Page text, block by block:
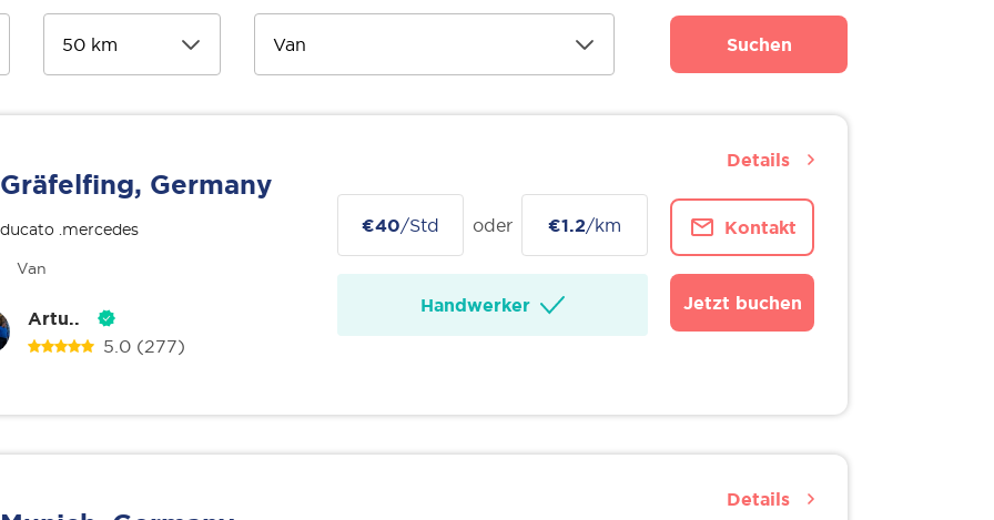
Suchen
Gräfelfing, Germany
.mercedes
Van
Artu..
5.0 (277)
€40/Std oder €1.2/km
Handwerker
Kontakt
Jetzt buchen
Details
Details